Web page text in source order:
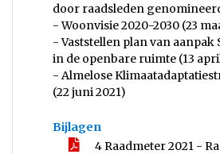
door raadsleden
- Woonvisie 2020-2030 (23
- Vaststellen plan van aanpak
in de openbare ruimte (13
- Almelose
(22 juni 2021)
Bijlagen
4 Raadmeter 2021 -